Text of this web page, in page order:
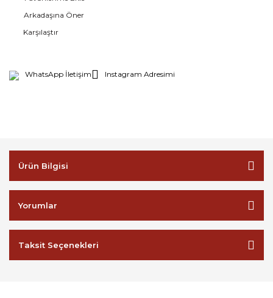
Arkadaşına Öner
Karşılaştır
WhatsApp İletişim Instagram Adresimi
Ürün Bilgisi
Yorumlar
Taksit Seçenekleri